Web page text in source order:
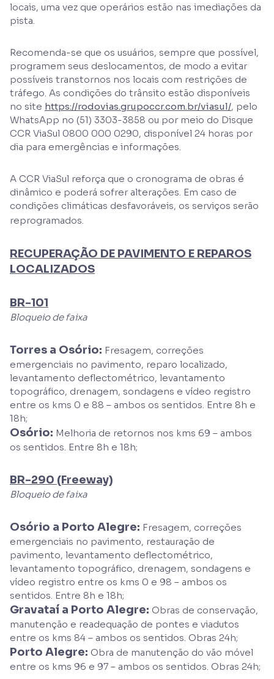
locais, uma vez que operários estão nas imediações da
pista.
Recomenda-se que os usuários, sempre que possível,
programem seus deslocamentos, de modo a evitar
possíveis transtornos nos locais com restrições de
tráfego. As condições do trânsito estão disponíveis
no site https://rodovias.grupoccr.com.br/viasul/, pelo
WhatsApp no (51) 3303-3858 ou por meio do Disque
CCR ViaSul 0800 000 0290, disponível 24 horas por
dia para emergências e informações.
A CCR ViaSul reforça que o cronograma de obras é
dinâmico e poderá sofrer alterações. Em caso de
condições climáticas desfavoráveis, os serviços serão
reprogramados.
RECUPERAÇÃO DE PAVIMENTO E REPAROS
LOCALIZADOS
BR-101
Bloqueio de faixa
Torres a Osório: Fresagem, correções
emergenciais no pavimento, reparo localizado,
levantamento deflectométrico, levantamento
topográfico, drenagem, sondagens e vídeo registro
entre os kms 0 e 88 – ambos os sentidos. Entre 8h e
18h;
Osório: Melhoria de retornos nos kms 69 – ambos
os sentidos. Entre 8h e 18h;
BR-290 (Freeway)
Bloqueio de faixa
Osório a Porto Alegre: Fresagem, correções
emergenciais no pavimento, restauração de
pavimento, levantamento deflectométrico,
levantamento topográfico, drenagem, sondagens e
vídeo registro entre os kms 0 e 98 – ambos os
sentidos. Entre 8h e 18h;
Gravataí a Porto Alegre: Obras de conservação,
manutenção e readequação de pontes e viadutos
entre os kms 84 – ambos os sentidos. Obras 24h;
Porto Alegre: Obra de manutenção do vão móvel
entre os kms 96 e 97 – ambos os sentidos. Obras 24h;